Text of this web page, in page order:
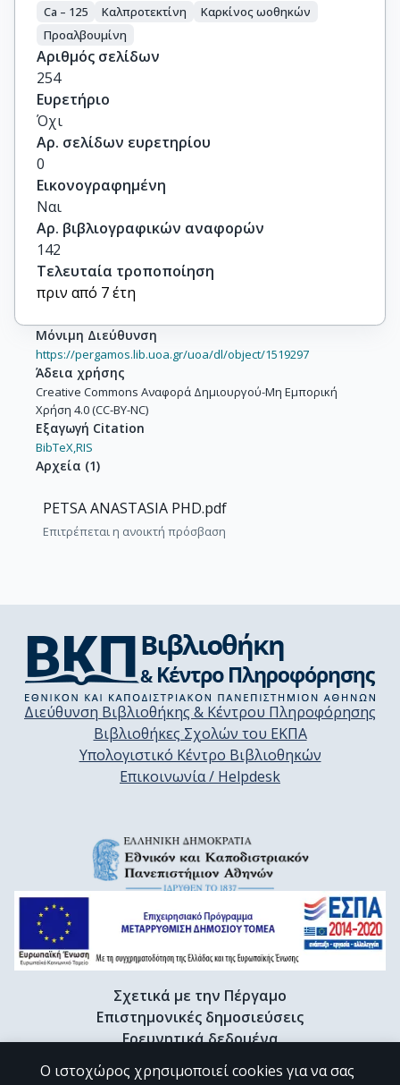
Ca – 125 Καλπροτεκτίνη
Καρκίνος ωοθηκών
Προαλβουμίνη
Αριθμός σελίδων
254
Ευρετήριο
Όχι
Αρ. σελίδων ευρετηρίου
0
Εικονογραφημένη
Ναι
Αρ. βιβλιογραφικών αναφορών
142
Τελευταία τροποποίηση
πριν από 7 έτη
Μόνιμη Διεύθυνση
https://pergamos.lib.uoa.gr/uoa/dl/object/1519297
Άδεια χρήσης
Creative Commons Αναφορά Δημιουργού-Μη Εμπορική
Χρήση 4.0 (CC-BY-NC)
Εξαγωγή Citation
BibTeX,RIS
Αρχεία (1)
PETSA ANASTASIA PHD.pdf
Επιτρέπεται η ανοικτή πρόσβαση
Διεύθυνση Βιβλιοθήκης & Κέντρου Πληροφόρησης
Βιβλιοθήκες Σχολών του ΕΚΠΑ
Υπολογιστικό Κέντρο Βιβλιοθηκών
Επικοινωνία / Helpdesk
Σχετικά με την Πέργαμο
Επιστημονικές δημοσιεύσεις
Ερευνητικά δεδομένα
Διδακτορικές διατριβές & Γκρίζα βιβλιογραφία
Ο ιστοχώρος χρησιμοποιεί cookies για να σας